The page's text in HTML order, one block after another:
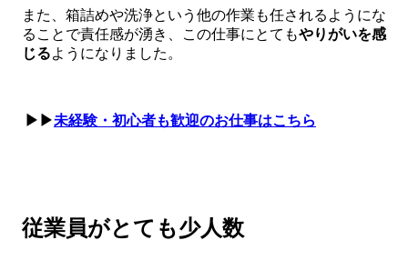
また、箱詰めや洗浄という他の作業も任されるようにな
ることで責任感が湧き、この仕事にとてもやりがいを感
じるようになりました。
▶▶未経験・初心者も歓迎のお仕事はこちら
従業員がとても少人数